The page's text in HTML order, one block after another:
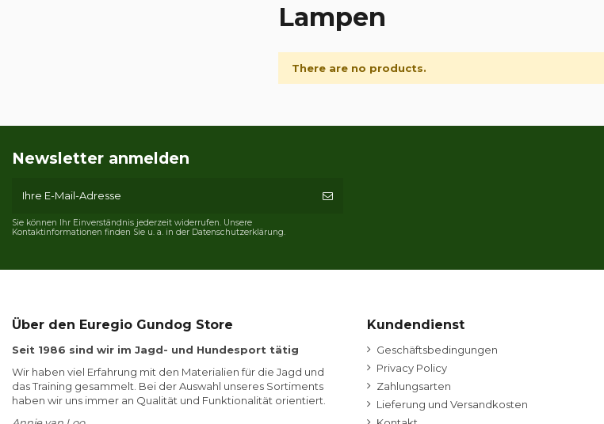
Lampen
There are no products.
Newsletter anmelden
Sie können Ihr Einverständnis jederzeit widerrufen. Unsere
Kontaktinformationen finden Sie u. a. in der Datenschutzerklärung.
Über den Euregio Gundog Store
Seit 1986 sind wir im Jagd- und Hundesport tätig
Wir haben viel Erfahrung mit den Materialien für die Jagd und
das Training gesammelt. Bei der Auswahl unseres Sortiments
haben wir uns immer an Qualität und Funktionalität orientiert.
Kundendienst
Geschäftsbedingungen
Privacy Policy
Zahlungsarten
Lieferung und Versandkosten